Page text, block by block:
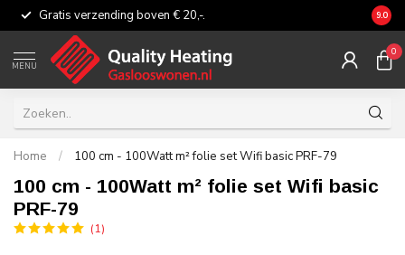
Gratis verzending boven € 20,-. 9.0
MENU
0
Home / 100 cm - 100Watt m² folie set Wifi basic PRF-79
100 cm - 100Watt m² folie set Wifi basic
PRF-79
(1)